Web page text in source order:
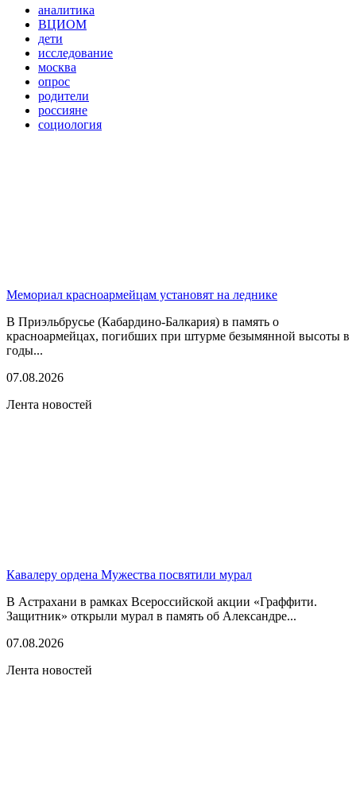
аналитика
ВЦИОМ
дети
исследование
москва
опрос
родители
россияне
социология
Мемориал красноармейцам установят на леднике
В Приэльбрусье (Кабардино-Балкария) в память о
красноармейцах, погибших при штурме безымянной высоты в
годы...
07.08.2026
Лента новостей
Кавалеру ордена Мужества посвятили мурал
В Астрахани в рамках Всероссийской акции «Граффити.
Защитник» открыли мурал в память об Александре...
07.08.2026
Лента новостей